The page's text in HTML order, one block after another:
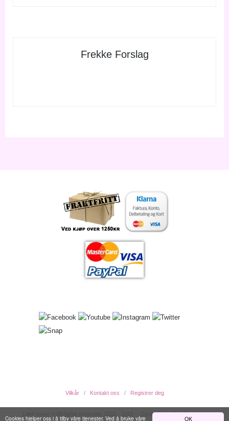
OK
Cookies hjelper oss i å tilby våre tjenester. Ved å bruke våre
Frekke Forslag
Vilkår Kontakt oss Registrer deg
LilleFrekke © All rights reserved. 2011 - 2026 -- Designed by EwcDesign ®